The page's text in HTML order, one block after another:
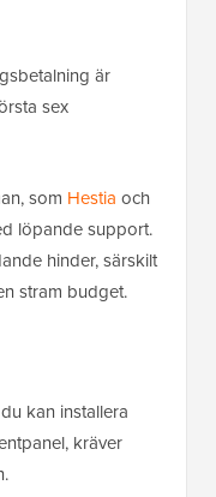
är
sex
som Hestia och
löpande support.
hinder, särskilt
stram budget.
kan installera
kräver